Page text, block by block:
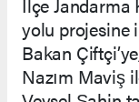
yolu projesine
Bakan
Nazım Maviş